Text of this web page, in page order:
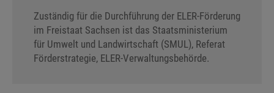
Zuständig für die Durchführung der ELER-Förderung
im Freistaat Sachsen ist das Staatsministerium
für Umwelt und Landwirtschaft (SMUL), Referat
Förderstrategie, ELER-Verwaltungsbehörde.